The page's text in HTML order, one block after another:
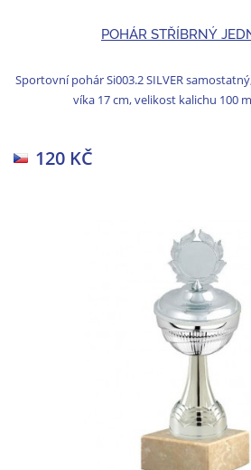
POHÁR STŘÍBRNÝ
Sportovní pohár Si003.2 SILVER
víka 17 cm, velikost kalichu 100
120 KČ